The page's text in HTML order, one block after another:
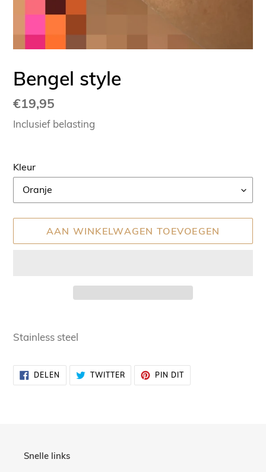
Bengel style
Normale
prijs
€19,95
Inclusief belasting
Kleur
AAN WINKELWAGEN TOEVOEGEN
toegevoegen
uw
winkelwagen
Stainless steel
DELEN
DELEN
FACEBOOK
TWITTERTWITTEREN
OP
TWITTER
PIN DITPINNEN
PINTEREST
Snelle links